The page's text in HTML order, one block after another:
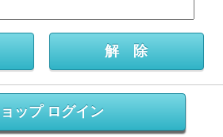
ップ ログイン